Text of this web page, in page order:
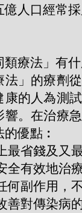
億人口經常
類療法」有
法」的療劑
康的人為測
響。在治療
優點︰
最省錢及又
全有效地治
何副作用，
善對傳染病